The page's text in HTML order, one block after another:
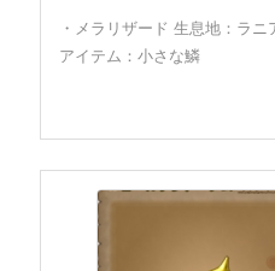
・メラリザード 生息地：ラ
アイテム：小さな